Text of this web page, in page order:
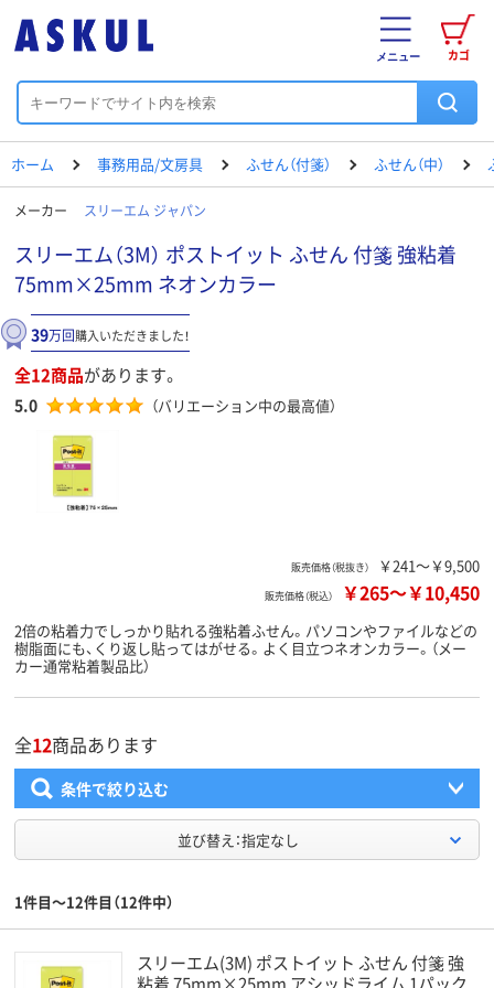
カゴ
メニュー
ホーム 事務用品/文房具 ふせん（付箋） ふせん（中）
メーカー スリーエム ジャパン
スリーエム（3M） ポストイット ふせん 付箋 強粘着
75mm×25mm ネオンカラー
39万回購入いただきました！
全12商品があります。
5.0 （バリエーション中の最高値）
販売価格（税抜き） ￥241～￥9,500
販売価格（税込） ￥265～￥10,450
2倍の粘着力でしっかり貼れる強粘着ふせん。パソコンやファイルなどの
樹脂面にも、くり返し貼ってはがせる。よく目立つネオンカラー。（メー
カー通常粘着製品比）
全12商品あります
条件で絞り込む
並び替え：指定なし
1件目～12件目（12件中）
スリーエム(3M) ポストイット ふせん 付箋 強
粘着 75mm×25mm アシッドライム 1パック